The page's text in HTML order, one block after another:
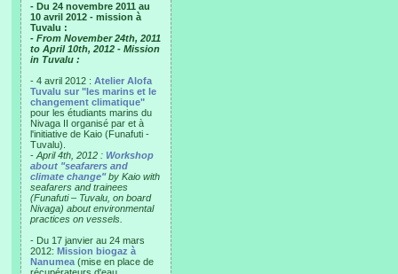
- Du 24 novembre 2011 au
10 avril 2012 - mission à
Tuvalu :
- From November 24th, 2011
to April 10th, 2012 - Mission
in Tuvalu :
- 4 avril 2012 : Atelier Alofa
Tuvalu sur "les marins et le
changement climatique"
pour les étudiants marins du
Nivaga II organisé par et à
l'initiative de Kaio (Funafuti -
Tuvalu).
- April 4th, 2012 : Workshop
about "seafarers and
climate change"by Kaio with
seafarers and trainees
(Funafuti – Tuvalu, on board
Nivaga) about environmental
practices on vessels.
- Du 17 janvier au 24 mars
2012: Mission biogaz à
Nanumea (mise en place de